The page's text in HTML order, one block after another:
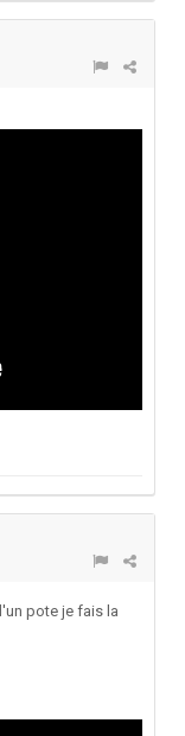
pote je fais la